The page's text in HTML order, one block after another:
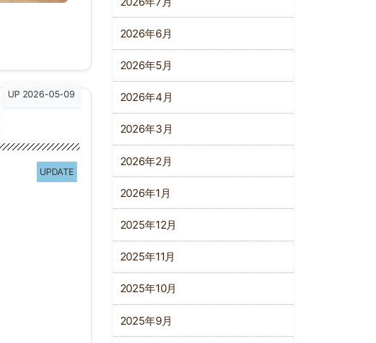
UP 2026-05-09
UPDATE
2026年6月
2026年5月
2026年4月
2026年3月
2026年2月
2026年1月
2025年12月
2025年11月
2025年10月
2025年9月